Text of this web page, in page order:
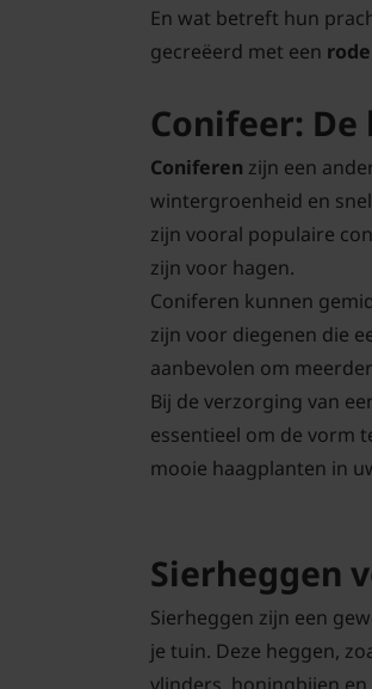
En wat betreft hun
gecreëerd met een
Conifeer:
Coniferen zijn een
wintergroenheid en
zijn vooral populaire
zijn voor hagen.
Coniferen kunnen
zijn voor diegenen die
aanbevolen om
Bij de verzorging van
essentieel om de vorm
mooie haagplanten in
Sierheggen
Sierheggen zijn een
je tuin. Deze heggen,